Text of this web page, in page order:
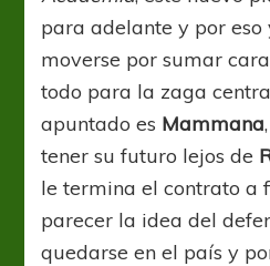
para adelante y por
moverse por sumar
todo para la zaga
apuntado es Mammana
tener su futuro lejos de
le termina el contrato a
parecer la idea del
quedarse en el país y